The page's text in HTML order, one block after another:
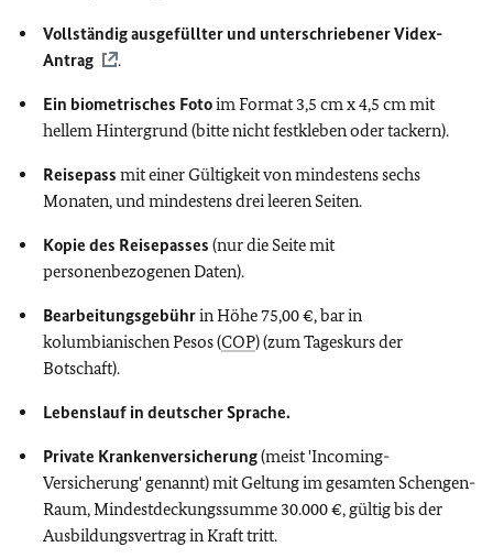
Vollständig ausgefüllter und unterschriebener Videx-
Antrag
.
Ein biometrisches Fotoim Format 3,5 cm x 4,5 cm mit
hellem Hintergrund (bitte nicht festkleben oder tackern).
Reisepass mit einer Gültigkeit von mindestens sechs
Monaten, und mindestens drei leeren Seiten.
Kopie des Reisepasses (nur die Seite mit
personenbezogenen Daten).
Bearbeitungsgebührin Höhe 75,00 €, bar in
kolumbianischen Pesos (COP) (zum Tageskurs der
Botschaft).
Lebenslauf in deutscher Sprache.
Private Krankenversicherung(meist 'Incoming-
Versicherung' genannt) mit Geltung im gesamten Schengen-
Raum, Mindestdeckungssumme 30.000 €, gültig bis der
Ausbildungsvertrag in Kraft tritt.